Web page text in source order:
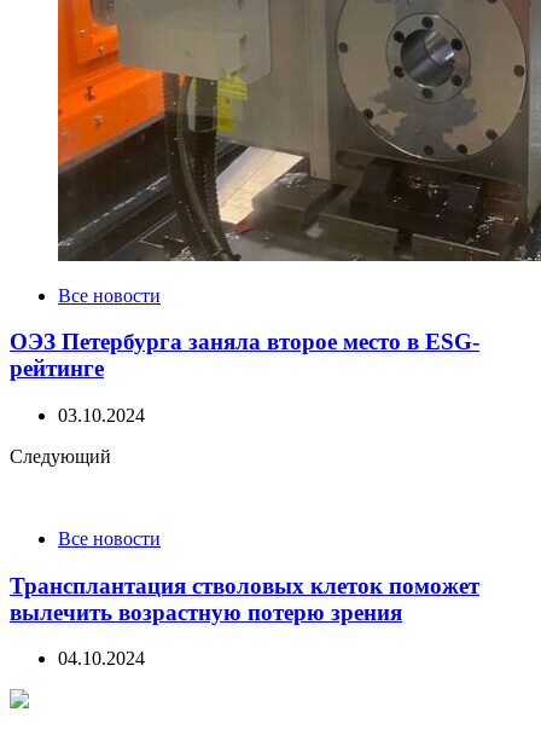
Все новости
ОЭЗ Петербурга заняла второе место в ESG-
рейтинге
03.10.2024
Следующий
Все новости
Трансплантация стволовых клеток поможет
вылечить возрастную потерю зрения
04.10.2024